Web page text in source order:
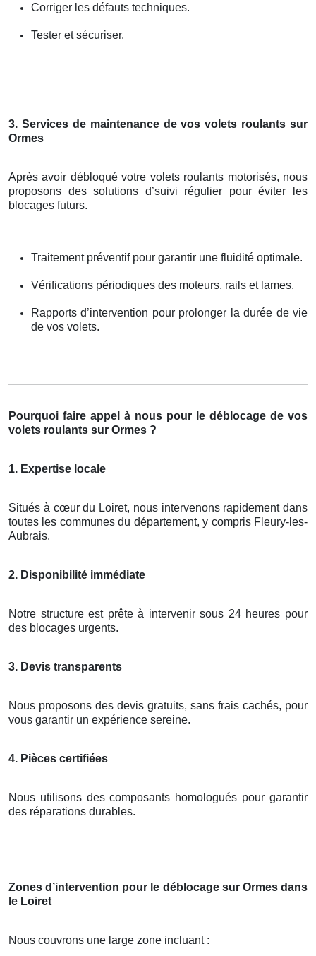
Corriger les défauts techniques.
Tester et sécuriser.
3. Services de maintenance de vos volets roulants sur
Ormes
Après avoir débloqué votre volets roulants motorisés, nous
proposons des solutions d’suivi régulier pour éviter les
blocages futurs.
Traitement préventif pour garantir une fluidité optimale.
Vérifications périodiques des moteurs, rails et lames.
Rapports d’intervention pour prolonger la durée de vie
de vos volets.
Pourquoi faire appel à nous pour le déblocage de vos
volets roulants sur Ormes ?
1. Expertise locale
Situés à cœur du Loiret, nous intervenons rapidement dans
toutes les communes du département, y compris Fleury-les-
Aubrais.
2. Disponibilité immédiate
Notre structure est prête à intervenir sous 24 heures pour
des blocages urgents.
3. Devis transparents
Nous proposons des devis gratuits, sans frais cachés, pour
vous garantir un expérience sereine.
4. Pièces certifiées
Nous utilisons des composants homologués pour garantir
des réparations durables.
Zones d’intervention pour le déblocage sur Ormes dans
le Loiret
Nous couvrons une large zone incluant :